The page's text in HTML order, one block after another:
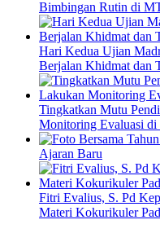
Bimbingan Rutin di
Hari Kedua Ujian
Berjalan Khidmat dan
Tingkatkan Mutu
Monitoring Evaluasi
Ajaran Baru
Fitri Evalius, S. Pd
Materi Kokurikuler